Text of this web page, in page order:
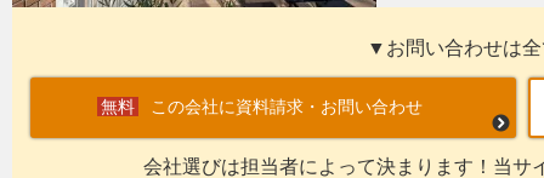
▼お問い合わせは
この会社に資料請求・お問い合わせ
会社選びは担当者によって決まります！当サ